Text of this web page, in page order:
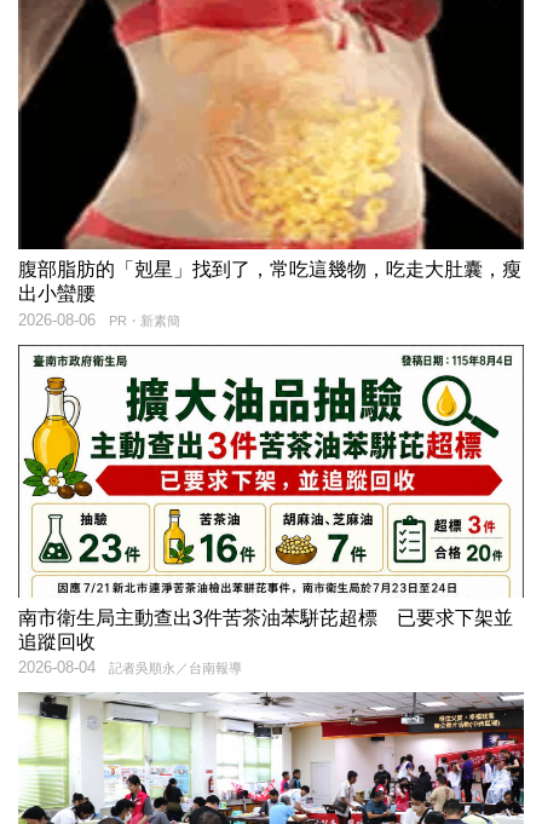
腹部脂肪的「剋星」找到了，常吃這幾物，吃走大肚囊，瘦
出小蠻腰
PR・新素簡
2026-08-06
南市衛生局主動查出3件苦茶油苯駢芘超標 已要求下架並
追蹤回收
記者吳順永／台南報導
2026-08-04